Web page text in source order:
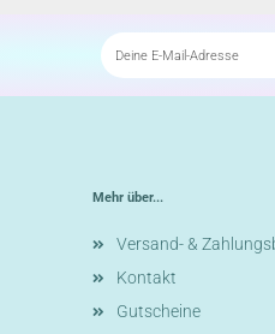
Mehr über...
Versand- &
Kontakt
Gutscheine